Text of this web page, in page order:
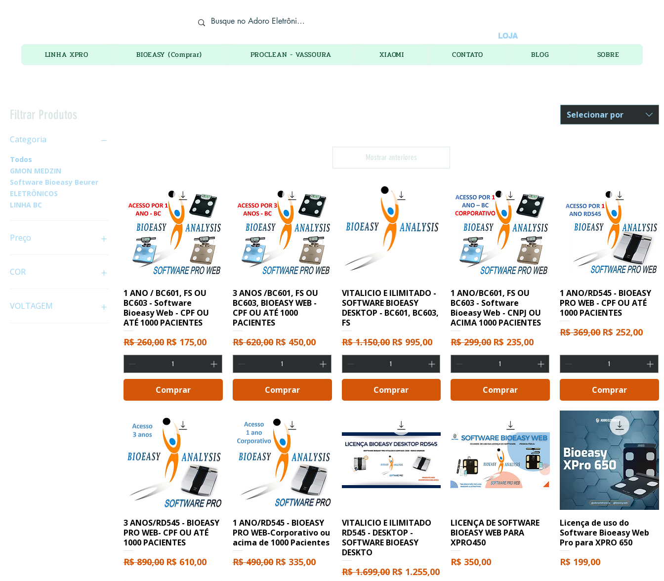
LOJA
LINHA XPRO BIOEASY (Comprar) PROCLEAN - VASSOURA XIAOMI CONTATO BLOG SOBRE
Filtrar Produtos
Categoria
Todos
GMON MEDZIN
Software Bioeasy Beurer
ELETRÔNICOS
LINHA BC
Preço
R$ 0
COR
VOLTAGEM
Selecionar por
Mostrar anteriores
1 ANO / BC601, FS OU
BC603 - Software
Bioeasy Web - CPF OU
ATÉ 1000 PACIENTES
Preço normal
R$ 260,00 Preço promocional
R$ 175,00
Comprar
3 ANOS /BC601, FS OU
BC603, BIOEASY WEB -
CPF OU ATÉ 1000
PACIENTES
Preço normal
R$ 620,00 Preço promocional
R$ 450,00
Comprar
VITALICIO E ILIMITADO -
SOFTWARE BIOEASY
DESKTOP - BC601, BC603,
FS
Preço normal
R$ 1.150,00 Preço promocional
R$ 995,00
Comprar
1 ANO/BC601, FS OU
BC603 - Software
Bioeasy Web - CNPJ OU
ACIMA 1000 PACIENTES
Preço normal
R$ 299,00 Preço promocional
R$ 235,00
Comprar
1 ANO/RD545 - BIOEASY
PRO WEB - CPF OU ATÉ
1000 PACIENTES
Preço normal
R$ 369,00 Preço
R$ 252,00
Comprar
3 ANOS/RD545 - BIOEASY
PRO WEB- CPF OU ATÉ
1000 PACIENTES
Preço normal
R$ 890,00 Preço promocional
R$ 610,00
1 ANO/RD545 - BIOEASY
PRO WEB-Corporativo ou
acima de 1000 Pacientes
Preço normal
R$ 490,00 Preço promocional
R$ 335,00
VITALICIO E ILIMITADO
RD545 - DESKTOP -
SOFTWARE BIOEASY
DESKTO
Preço normal
R$ 1.699,00 Preço promocional
R$ 1.255,00
LICENÇA DE SOFTWARE
BIOEASY WEB PARA
XPRO450
Preço
R$ 350,00
Licença de uso do
Software Bioeasy Web
Pro para XPRO 650
Preço
R$ 199,00